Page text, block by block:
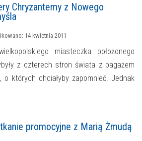
Chryzantemy z Nowego
14 kwietnia 2011
miasteczka położonego
z czterech stron świata z bagażem
o których chciałyby zapomnieć. Jednak
promocyjne z Marią Żmudą